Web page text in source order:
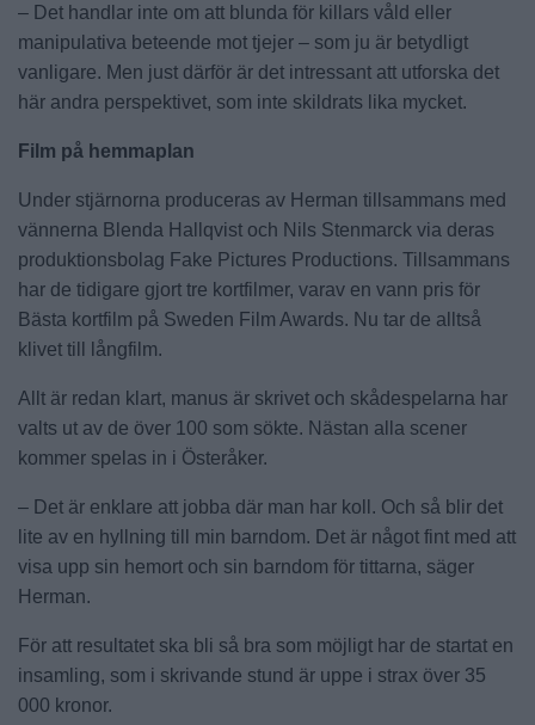
– Det handlar inte om att blunda för killars våld eller
manipulativa beteende mot tjejer – som ju är betydligt
vanligare. Men just därför är det intressant att utforska det
här andra perspektivet, som inte skildrats lika mycket.
Film på hemmaplan
Under stjärnorna produceras av Herman tillsammans med
vännerna Blenda Hallqvist och Nils Stenmarck via deras
produktionsbolag Fake Pictures Productions. Tillsammans
har de tidigare gjort tre kortfilmer, varav en vann pris för
Bästa kortfilm på Sweden Film Awards. Nu tar de alltså
klivet till långfilm.
Allt är redan klart, manus är skrivet och skådespelarna har
valts ut av de över 100 som sökte. Nästan alla scener
kommer spelas in i Österåker.
– Det är enklare att jobba där man har koll. Och så blir det
lite av en hyllning till min barndom. Det är något fint med att
visa upp sin hemort och sin barndom för tittarna, säger
Herman.
För att resultatet ska bli så bra som möjligt har de startat en
insamling, som i skrivande stund är uppe i strax över 35
000 kronor.